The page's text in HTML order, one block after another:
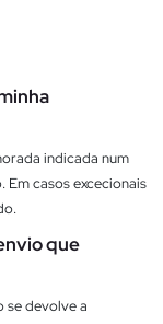
indicada num
casos excecionais
que
se devolve a